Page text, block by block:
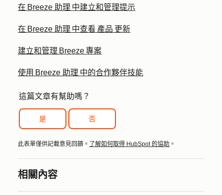
在 Breeze 助理 中建立和管理提示
在 Breeze 助理 中查看 產品 更新
建立和管理 Breeze 專案
使用 Breeze 助理 中的合作夥伴技能
這篇文章有幫助嗎？
是 否
此表單僅供記載意見回饋。 了解如何取得 HubSpot 的協助 。
相關內容